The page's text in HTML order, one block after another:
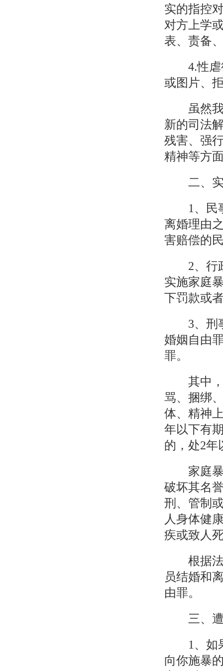
实的指控
对方上学
表、责备
4.性虐待
或图片、
虽然我
新的司法
残害、强
精神等方
二、实
1、民事
离婚理由
害赔偿的
2、行政
实施家庭
下罚款或
3、刑事
婚姻自由
罪。
其中，
骂、捆绑
体、精神
年以下有
的，处2年
家庭暴
破坏其名
刑、管制
人身体健
疾或致人
根据法
员结婚和
由罪。
三、遭
1、如果
向你施暴